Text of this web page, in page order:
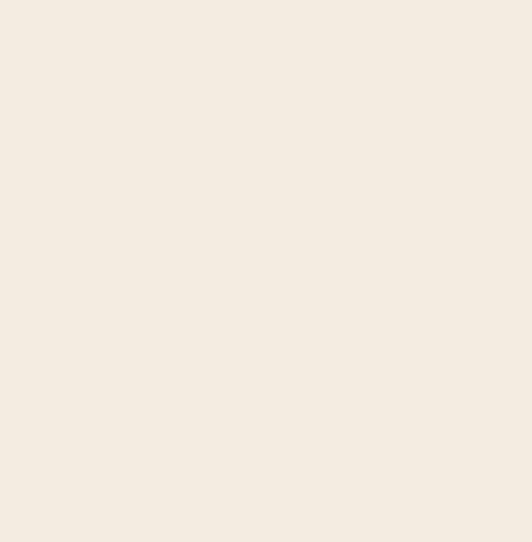
mesures structurelles, d’incitation ou
à la décision, l’intelligence artificielle s’intègre désormais